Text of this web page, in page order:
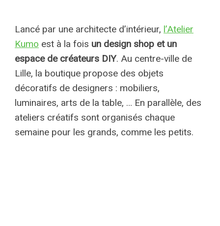
Lancé par une architecte d’intérieur, l’Atelier
Kumo est à la fois un design shop et un
espace de créateurs DIY. Au centre-ville de
Lille, la boutique propose des objets
décoratifs de designers : mobiliers,
luminaires, arts de la table, … En parallèle, des
ateliers créatifs sont organisés chaque
semaine pour les grands, comme les petits.